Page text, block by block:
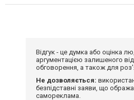
Відгук - це думка або оцінка
аргументацією залишеного
обговорення, а також для
Не дозволяється:
безпідставні заяви, що
самореклама.